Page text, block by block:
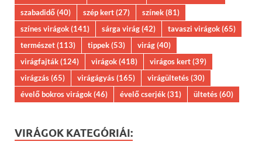
szabadidő(40) szép kert(27) színek(81)
színes virágok(141) sárga virág(42) tavaszi virágok(65)
természet(113) tippek(53) virág(40)
virágfajták(124) virágok(418) virágos kert(39)
virágzás(65) virágágyás(165) virágültetés(30)
évelő bokros virágok(46) évelő cserjék(31) ültetés(60)
VIRÁGOK KATEGÓRIÁI: